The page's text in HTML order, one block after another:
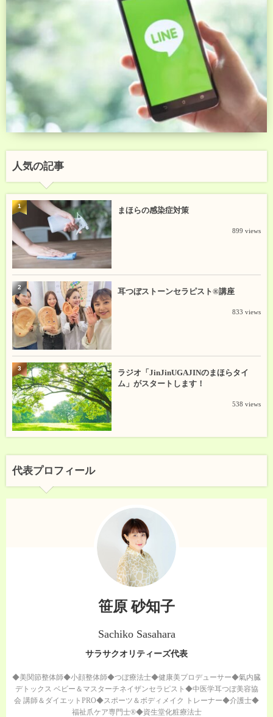
人気の記事
まほらの感染症対策
899 views
1
耳つぼストーンセラピスト®講座
833 views
2
ラジオ「JinJinUGAJINのまほらタイ
ム」がスタートします！
538 views
3
代表プロフィール
笹原 砂知子
Sachiko Sasahara
サラサクオリティーズ代表
◆美関節整体師◆小顔整体師◆つぼ療法士◆健康美プロデューサー◆氣内臓
デトックス ベビー＆マスターチネイザンセラピスト◆中医学耳つぼ美容協
会 講師＆ダイエットPRO◆スポーツ＆ボディメイク トレーナー◆介護士◆
福祉爪ケア専門士®◆資生堂化粧療法士